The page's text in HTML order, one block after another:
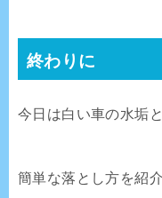
終わりに
今日は白い車の水垢
簡単な落とし方を紹